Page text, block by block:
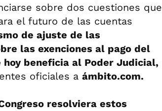
sobre dos cuestiones que
el futuro de las cuentas
de ajuste de las
las exenciones al pago del
beneficia al Poder Judicial,
oficiales a ámbito.com.
resolviera estos